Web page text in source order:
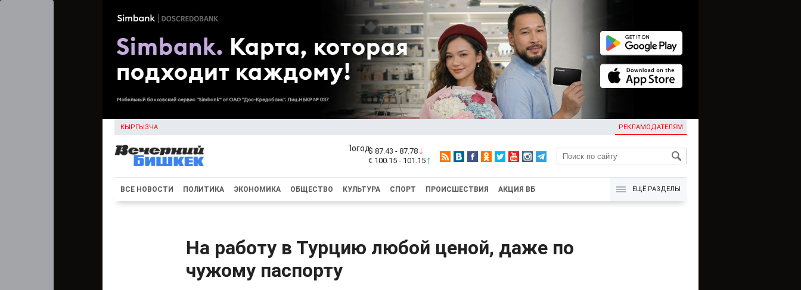
КЫРГЫЗЧА РЕКЛАМОДАТЕЛЯМ
KG
$ 87.43 - 87.78
€ 100.15 - 101.15
ВСЕ НОВОСТИ ПОЛИТИКА ЭКОНОМИКА ОБЩЕСТВО КУЛЬТУРА СПОРТ ПРОИСШЕСТВИЯ АКЦИЯ ВБ ЕЩЁ РАЗДЕЛЫ
На работу в Турцию любой ценой, даже по
чужому паспорту